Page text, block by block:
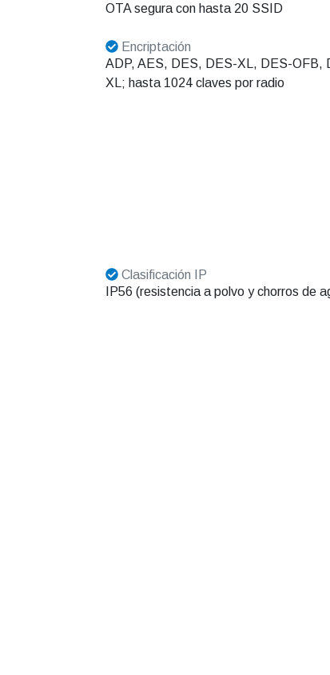
OTA segura con hasta 20 SSID
Encriptación
ADP, AES, DES, DES-XL, DES-OFB,
XL; hasta 1024 claves por radio
Clasificación IP
IP56 (resistencia a polvo y chorros de